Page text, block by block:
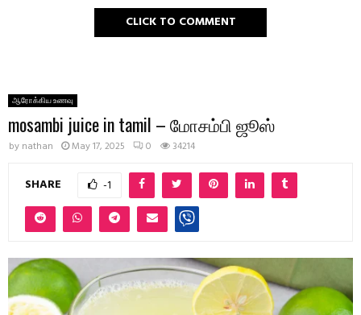
CLICK TO COMMENT
ஆரோக்கிய உணவு
mosambi juice in tamil – மோசம்பி ஜூஸ்
by nathan May 17, 2025 0 34214
SHARE -1